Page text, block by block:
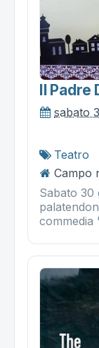
Il
sabato
Teatro
Campo
Sabato 30
commedia